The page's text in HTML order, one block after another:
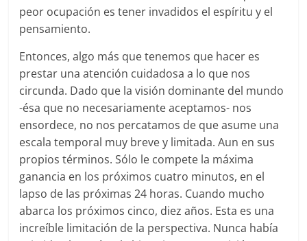
peor ocupación es tener invadidos el espíritu y el
pensamiento.
Entonces, algo más que tenemos que hacer es
prestar una atención cuidadosa a lo que nos
circunda. Dado que la visión dominante del mundo
-ésa que no necesariamente aceptamos- nos
ensordece, no nos percatamos de que asume una
escala temporal muy breve y limitada. Aun en sus
propios términos. Sólo le compete la máxima
ganancia en los próximos cuatro minutos, en el
lapso de las próximas 24 horas. Cuando mucho
abarca los próximos cinco, diez años. Esta es una
increíble limitación de la perspectiva. Nunca había